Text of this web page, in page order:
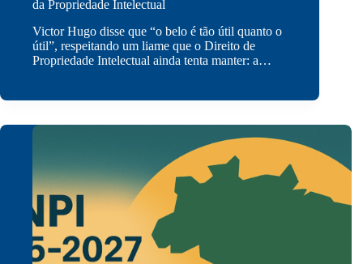
da Propriedade Intelectual
Victor Hugo disse que “o belo é tão útil quanto o
útil”, respeitando um liame que o Direito de
Propriedade Intelectual ainda tenta manter: a…